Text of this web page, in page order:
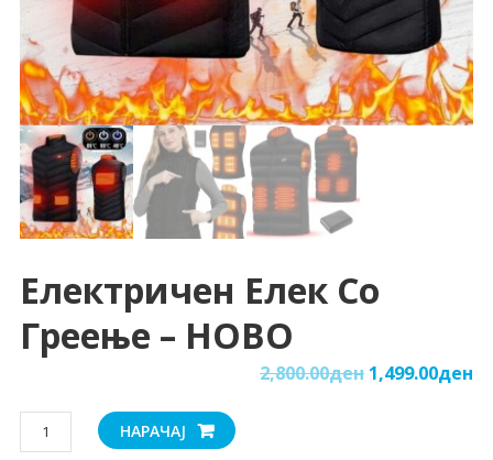
Електричен Елек Со
Греење – НОВО
2,800.00ден1,499.00ден
Електричен
елек
НАРАЧАЈ